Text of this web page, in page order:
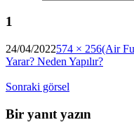
1
24/04/2022574 × 256(Air
Yarar? Neden Yapılır?
Sonraki görsel
Bir yanıt yazın